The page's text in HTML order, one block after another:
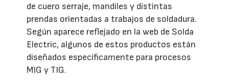
de cuero serraje, mandiles y distintas
prendas orientadas a trabajos de soldadura.
Según aparece reflejado en la web de Solda
Electric, algunos de estos productos están
diseñados específicamente para procesos
MIG y TIG.